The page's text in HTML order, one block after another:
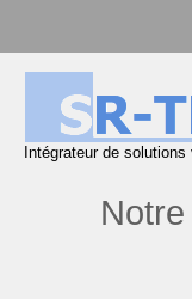
Intégrateur de